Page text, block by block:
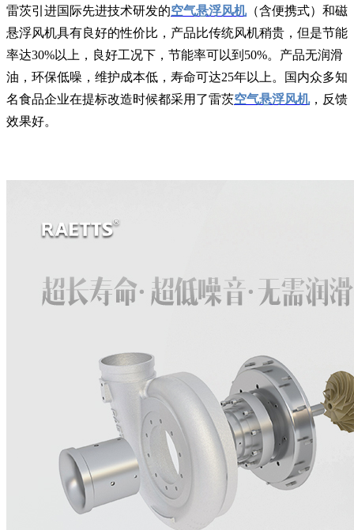
雷茨引进国际先进技术研发的空气悬浮风机（含便携式）和磁
悬浮风机具有良好的性价比，产品比传统风机稍贵，但是节能
率达30%以上，良好工况下，节能率可以到50%。产品无润滑
油，环保低噪，维护成本低，寿命可达25年以上。国内众多知
名食品企业在提标改造时候都采用了雷茨空气悬浮风机，反馈
效果好。